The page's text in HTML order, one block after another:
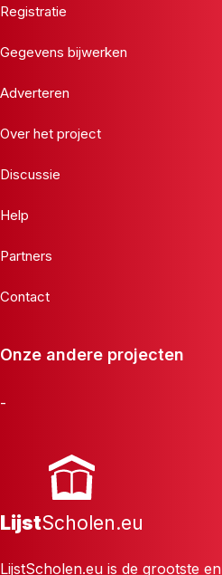
Registratie
Gegevens bijwerken
Adverteren
Over het project
Discussie
Help
Partners
Contact
Onze andere projecten
-
LijstScholen.eu
LijstScholen.eu is de grootste en